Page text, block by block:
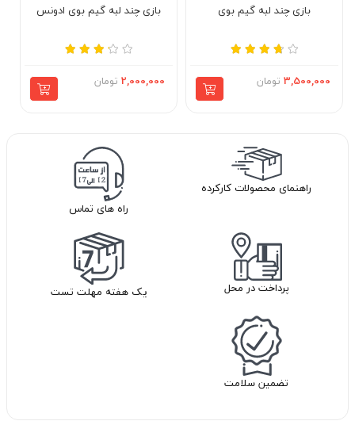
بازی چند لبه گیم بوی
3,500,000 تومان
بازی چند لبه گیم بوی ادونس
2,000,000 تومان
راهنمای محصولات کارکرده
راه های تماس
پرداخت در محل یک هفته مهلت تست
تضمین سلامت